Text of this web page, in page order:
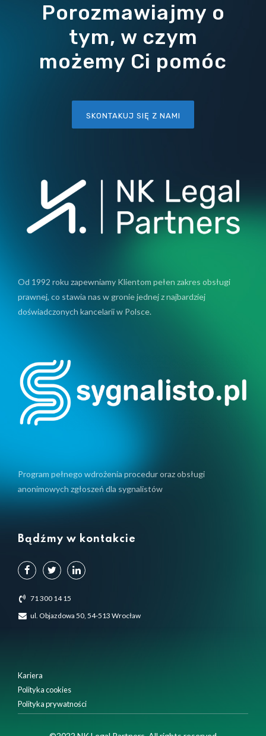
Porozmawiajmy o
tym, w czym
możemy Ci pomóc
SKONTAKUJ SIĘ Z NAMI
Od 1992 roku zapewniamy Klientom pełen zakres obsługi
prawnej, co stawia nas w gronie jednej z najbardziej
doświadczonych kancelarii w Polsce.
Program pełnego wdrożenia procedur oraz obsługi
anonimowych zgłoszeń dla sygnalistów
Bądźmy w kontakcie
71 300 14 15
ul. Objazdowa 50, 54-513 Wrocław
Kariera
Polityka cookies
Polityka prywatności